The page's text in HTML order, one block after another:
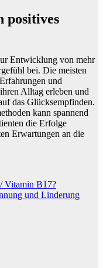
positives
Entwicklung von mehr
bei. Die meisten
und
Alltag erleben und
das Glücksempfinden.
kann spannend
die Erfolge
Erwartungen an die
Vitamin B17?
und Linderung